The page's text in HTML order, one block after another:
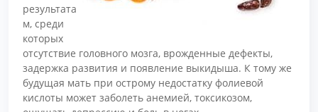
результата
м, среди
которых
отсутствие головного мозга, врожденные дефекты,
задержка развития и появление выкидыша. К тому же
будущая мать при острому недостатку фолиевой
кислоты может заболеть анемией, токсикозом,